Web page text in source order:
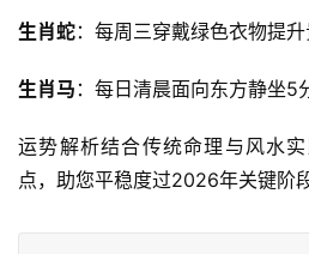
生肖蛇：每周三穿戴绿色衣物提升
生肖马 ：每日清晨面向东方静坐5
运势解析结合传统命理与风水
点，助您平稳度过2026年关键阶段